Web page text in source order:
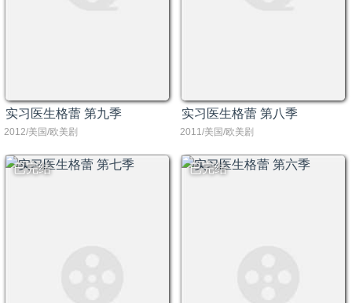
实习医生格蕾 第九季
2012/美国/欧美剧
实习医生格蕾 第八季
2011/美国/欧美剧
已完结 已完结